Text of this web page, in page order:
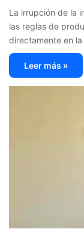
La irrupción de la
las reglas de
directamente en
Leer más »